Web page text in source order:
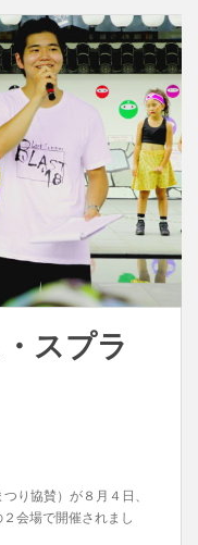
スプラ
つり協賛）が８月４日、
会場で開催されまし